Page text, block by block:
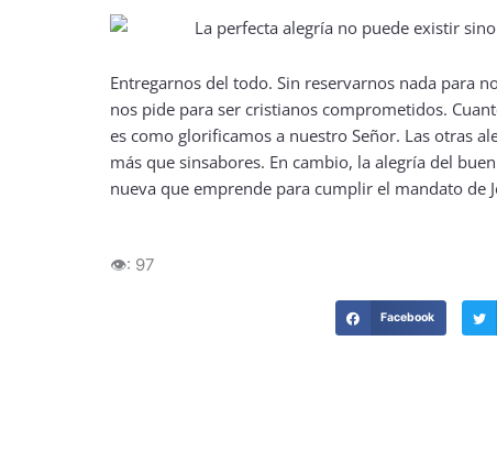
Entregarnos del todo. Sin reservarnos nada para
nos pide para ser cristianos comprometidos.
es como glorificamos a nuestro Señor. Las otras
más que sinsabores. En cambio, la alegría del
nueva que emprende para cumplir el mandato de
👁️: 97
Facebook